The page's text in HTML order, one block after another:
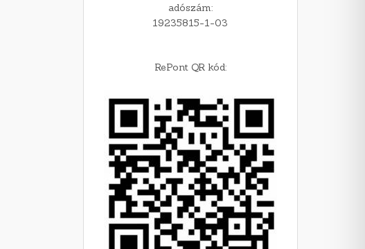
adószám:
19235815-1-03
RePont QR kód: